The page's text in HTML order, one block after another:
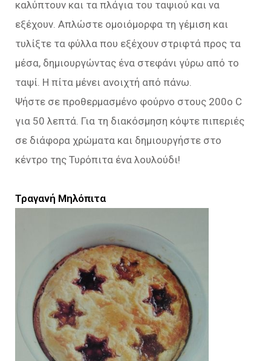
καλύπτουν και τα πλάγια του ταψιού και να
εξέχουν. Απλώστε ομοιόμορφα τη γέμιση και
τυλίξτε τα φύλλα που εξέχουν στριφτά προς τα
μέσα, δημιουργώντας ένα στεφάνι γύρω από το
ταψί. Η πίτα μένει ανοιχτή από πάνω.
Ψήστε σε προθερμασμένο φούρνο στους 200ο C
για 50 λεπτά. Για τη διακόσμηση κόψτε πιπεριές
σε διάφορα χρώματα και δημιουργήστε στο
κέντρο της Τυρόπιτα ένα λουλούδι!
Τραγανή Μηλόπιτα